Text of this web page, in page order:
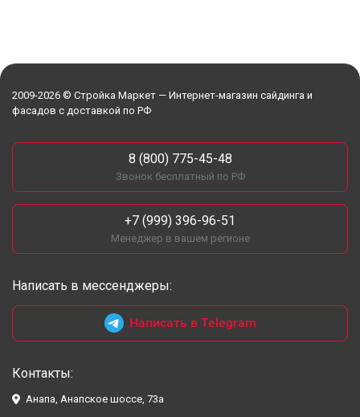
2009-2026 © Стройка Маркет — Интернет-магазин сайдинга и
фасадов с доставкой по РФ
8 (800) 775-45-48
Звонок бесплатный по РФ
+7 (999) 396-96-51
Менеджер в вашем регионе
Написать в мессенджеры:
Написать в Telegram
Контакты:
Анапа, Анапское шоссе, 73а